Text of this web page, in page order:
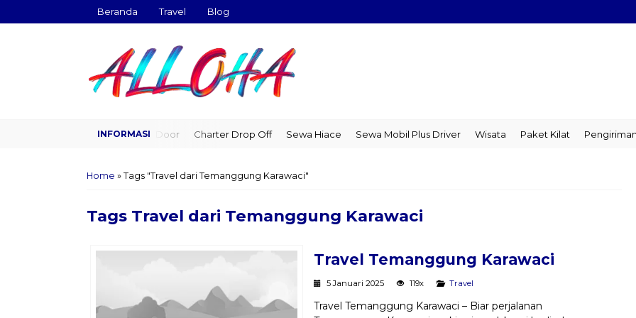
Beranda Travel Blog
Travel Door to Door Charter Drop Off Sewa Hiace Sewa Mobil Plus Driver Wisata Paket Kilat Pengiriman
Home » Tags "Travel dari Temanggung Karawaci"
Tags Travel dari Temanggung Karawaci
Travel Temanggung Karawaci
5 Januari 2025 119x Travel
Travel Temanggung Karawaci – Biar perjalanan